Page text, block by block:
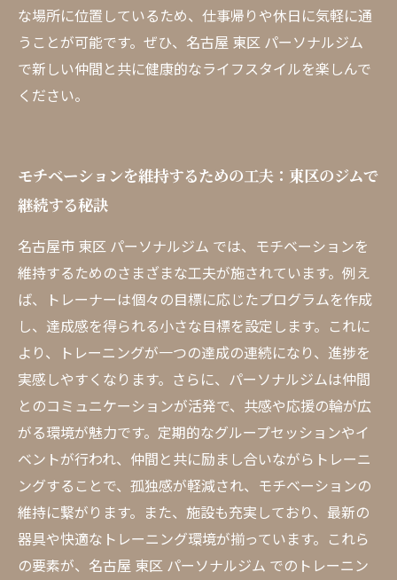
な場所に位置しているため、仕事帰りや休日に気軽に通
うことが可能です。ぜひ、名古屋 東区 パーソナルジム
で新しい仲間と共に健康的なライフスタイルを楽しんで
ください。
モチベーションを維持するための工夫：東区のジムで
継続する秘訣
名古屋市 東区 パーソナルジム では、モチベーションを
維持するためのさまざまな工夫が施されています。例え
ば、トレーナーは個々の目標に応じたプログラムを作成
し、達成感を得られる小さな目標を設定します。これに
より、トレーニングが一つの達成の連続になり、進捗を
実感しやすくなります。さらに、パーソナルジムは仲間
とのコミュニケーションが活発で、共感や応援の輪が広
がる環境が魅力です。定期的なグループセッションやイ
ベントが行われ、仲間と共に励まし合いながらトレーニ
ングすることで、孤独感が軽減され、モチベーションの
維持に繋がります。また、施設も充実しており、最新の
器具や快適なトレーニング環境が揃っています。これら
の要素が、名古屋 東区 パーソナルジム でのトレーニン